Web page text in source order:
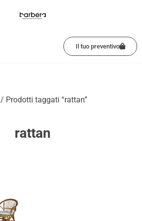
Il tuo preventivo
/ Prodotti taggati “rattan”
rattan